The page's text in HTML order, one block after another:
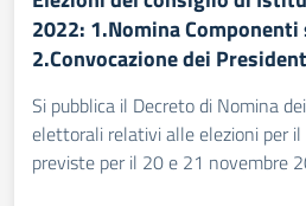
2022: 1.Nomina Componenti
2.Convocazione dei
Si pubblica il Decreto di Nomina
elettorali relativi alle elezioni per il
previste per il 20 e 21 novembre